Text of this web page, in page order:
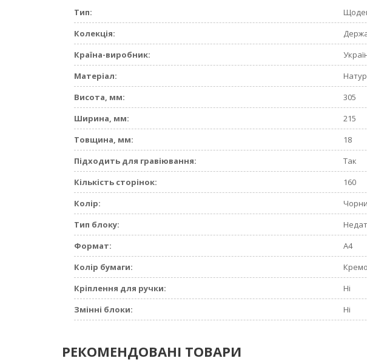
Тип:
Колекція:
Країна-виробник:
Матеріал:
Висота, мм:
305
Ширина, мм:
215
Товщина, мм:
18
Підходить для гравіювання:
Так
Кількість сторінок:
160
Колір:
Тип блоку:
Формат:
А4
Колір бумаги:
Кріплення для ручки:
Ні
Змінні блоки:
Ні
РЕКОМЕНДОВАНІ ТОВАРИ